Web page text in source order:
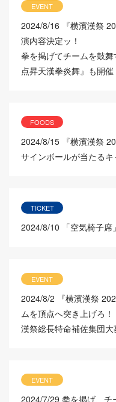
EVENT
2024/8/16
『横濱漢祭
演内容決定ッ！
拳を掲げてチームを鼓
点昇天漢拳炎舞』も開催
FOODS
2024/8/15 『横濱漢祭
サインボールが当たるキ
TICKET
2024/8/10 「空気椅子
EVENT
2024/8/2
『横濱漢祭
ムを頂点へ突き上げろ！
漢祭総長特命補佐集団大
EVENT
2024/7/29 拳を掲げ、チ